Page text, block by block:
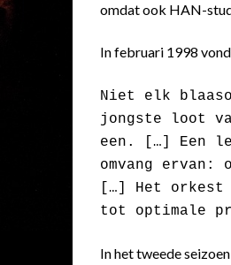
omdat ook HAN-
In februari 1998
Niet elk
jongste loot
een. […] Een
omvang
[…] Het orkest
tot optimale
In het tweede